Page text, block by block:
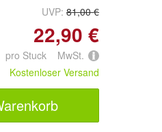
UVP: 81,00 €
22,90 €
pro Stuck MwSt.
Kostenloser Versand